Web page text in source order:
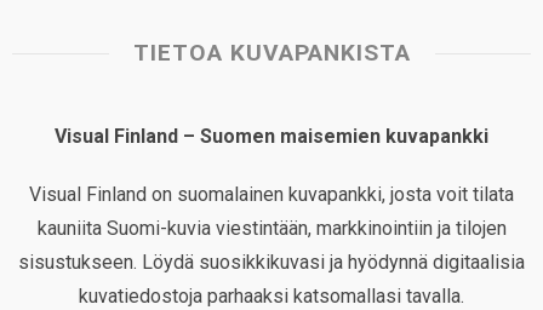
TIETOA KUVAPANKISTA
Visual Finland – Suomen maisemien kuvapankki
Visual Finland on suomalainen kuvapankki, josta voit tilata
kauniita Suomi-kuvia viestintään, markkinointiin ja tilojen
sisustukseen. Löydä suosikkikuvasi ja hyödynnä digitaalisia
kuvatiedostoja parhaaksi katsomallasi tavalla.